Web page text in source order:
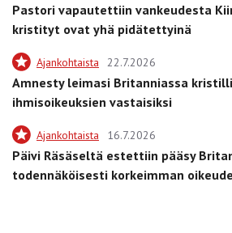
Pastori vapautettiin vankeudesta
kristityt ovat yhä pidätettyinä
Ajankohtaista 22.7.2026
Amnesty leimasi Britanniassa
ihmisoikeuksien vastaisiksi
Ajankohtaista 16.7.2026
Päivi Räsäseltä estettiin pääsy
todennäköisesti korkeimman